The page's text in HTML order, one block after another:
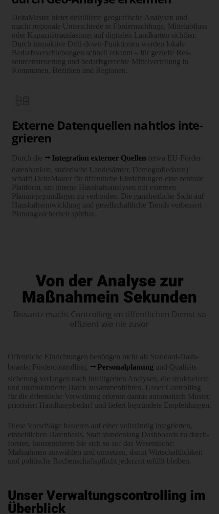
Delta­Master bietet detail­lierte geo­grafische Ana­lysen und
macht regio­nale Unter­schiede in Förder­nach­frage, Mittel­abfluss
oder Kapazi­täts­aus­lastung auf digi­talen Land­karten sicht­bar.
Durch inter­aktive Drill-down-Funk­tionen werden lokale
Bedarfs­ver­schie­bungen schnell erkannt – für gezielte Res­
sourcen­steue­rung und bedarfs­gerechte Mittel­ver­teilung in
Kom­munen, Bezirken und Regionen.
Externe Daten­quellen naht­los inte­
grieren
Durch die Inte­gration externer Quellen (etwa EU-Förder­
daten­banken, statis­tische Landes­ämter, Demo­grafie­daten)
schafft Delta­Master für öffent­liche Ein­rich­tungen eine zentrale
Platt­form, um interne Haus­halts­analysen mit externen
Planungs­grund­lagen zu verbinden. Die ganz­heit­liche Sicht auf
Haus­halts­ent­wick­lung und gesell­schaft­liche Trends verbessert
Planungs­sicher­heit spür­bar.
Von der Analyse zur
Maßnahmein Sekunden
Bissantz macht Controlling im öffentlichen Dienst so
effizient wie nie zuvor
Öffent­liche Ein­rich­tungen benötigen mehr als Standard-Dash­
boards: Förder­con­trolling,
Per­sonal­planung und Quali­täts­
sicherung verlangen nach intel­ligenten Ana­lysen, die struktu­rierte
und unstruk­turierte Daten zusam­men­führen. Unser Con­trolling
für die öffent­liche Ver­waltung erkennt daraus auto­matisch Muster,
priori­siert Hand­lungs­bedarf und liefert begründete Empfeh­lungen.
Diese Vorschläge basieren auf einer voll­ständig inte­grierten,
einheit­lichen Daten­basis. Statt stunden­lang Dash­boards zu durch­
forsten, konzen­trieren Sie sich so auf das Wesent­liche:
Maßnahmen auswählen und umsetzen, damit Wirt­­schaft­­­lich­­­keit
und poli­­ti­­sche Rechen­­­schafts­pflicht jeder­­zeit erfüllt bleiben.
Unser Verwaltungs­controlling im
Überblick